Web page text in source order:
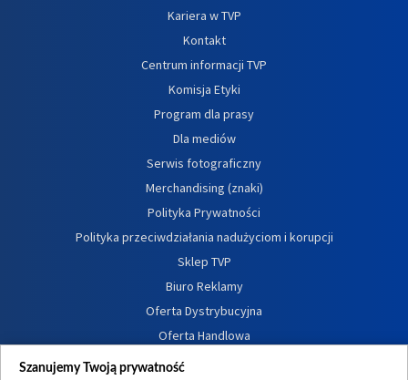
Kariera w TVP
Kontakt
Centrum informacji TVP
Komisja Etyki
Program dla prasy
Dla mediów
Serwis fotograficzny
Merchandising (znaki)
Polityka Prywatności
Polityka przeciwdziałania nadużyciom i korupcji
Sklep TVP
Biuro Reklamy
Oferta Dystrybucyjna
Oferta Handlowa
Dostępność
Szanujemy Twoją prywatność